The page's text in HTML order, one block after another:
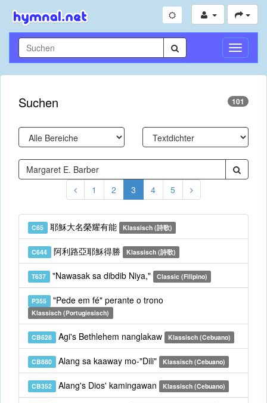
Suchen 101
1 2 3 4 5
C65 耶穌大名榮耀有能 Klassisch (詩歌)
C644 阿利路亞耶穌得勝 Klassisch (詩歌)
T637 "Nawasak sa dibdib Niya," Classic (Filipino)
P355 "Pede em fé" perante o trono
Klassisch (Portugiesisch)
CB628 Agi's Bethlehem nanglakaw Klassisch (Cebuano)
CB880 Alang sa kaaway mo-"Dili" Klassisch (Cebuano)
CB352 Alang's Dios' kamingawan Klassisch (Cebuano)